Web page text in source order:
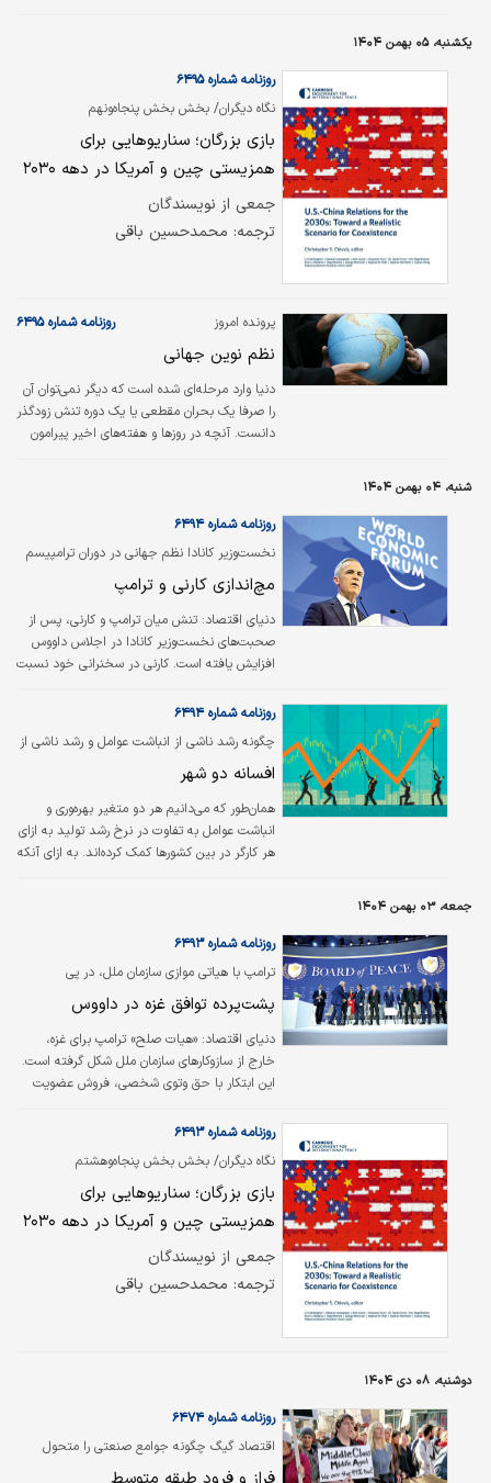
سقوط‌های اقتصادی نشان می‌دهد که بحران‌ها
شناخت دقیق این مراحل می‌تواند از تکرار فجایعی
کند.
یکشنبه، ۰۵ بهمن ۱۴۰۴
نگاه دیگران/ بخش بخش پنجاه‌ونهم
روزنامه شماره ۶۴۹۵
بازی بزرگان؛ سناریوهایی برای
همزیستی چین و آمریکا در دهه‌ ۲۰۳۰
جمعی از نویسندگان
ترجمه: محمد‌حسین باقی
پرونده امروز روزنامه شماره ۶۴۹۵
نظم نوین جهانی
دنیا وارد مرحله‌ای شده است که دیگر نمی‌توان آن
را صرفا یک بحران مقطعی یا یک دوره تنش زودگذر
دانست. آنچه در روزها و هفته‌های اخیر پیرامون
است؛ نظمی که دهه‌ها بر پایه اعتماد متقابل،
قواعد مشترک و رهبری قابل پیش‌بینی ایالات
متحده شکل گرفته بود. عقب‌نشینی دونالد ترامپ
از تهدیدهای مستقیم علیه گرینلند اگرچه در ظاهر
از شدت بحران کاست، اما نتوانست این واقعیت را
پنهان کند…
شنبه، ۰۴ بهمن ۱۴۰۴
نخست‌وزیر کانادا نظم جهانی در دوران ترامپیسم
را نقد کرد
روزنامه شماره ۶۴۹۴
مچ‌اندازی کارنی و ترامپ
دنیای اقتصاد: تنش میان ترامپ و کارنی، پس از
صحبت‌های نخست‌وزیر کانادا در اجلاس داووس
افزایش یافته است. کارنی در سخنرانی خود نسبت
ترامپ در پاسخ به این سخنرانی، علاوه بر کنار
گذاشتن کانادا از هیات صلح، این کشور را برای
تجارت با چین تهدید به تعرفه‌های ۱۰۰درصدی
کرد.
چگونه رشد ناشی از انباشت عوامل و رشد ناشی از
بهره‌وری، به مسیرهای متفاوتی می‌روند؟
روزنامه شماره ۶۴۹۴
افسانه دو شهر
همان‌طور که می‌دانیم هر دو متغیر بهره‌وری و
انباشت عوامل به تفاوت در نرخ رشد تولید به ازای
هر کارگر در بین کشورها کمک کرده‌اند. به ازای آنکه
می‌کنند. در مورد انباشت عوامل، میانگین نرخ‌های
رشد از ۰.۴۳ درصد در سال در گروه کشورهای با
کندترین رشد تا ۱.۸۳ درصد در سال در گروه
کشورهای با سریع‌ترین رشد، متغیر است. فاصله
بین این گروه‌ها ۱.۴۰درصد در سال است. در مورد
رشد…
جمعه، ۰۳ بهمن ۱۴۰۴
ترامپ با هیاتی موازی سازمان ملل،‌ در پی
بازطراحی مدیریت غزه است
روزنامه شماره ۶۴۹۳
پشت‌پرده توافق غزه در داووس
دنیای اقتصاد: «هیات صلح» ترامپ برای غزه،
خارج از سازوکارهای سازمان ملل شکل گرفته است.
این ابتکار با حق وتوی شخصی، فروش عضویت
صلح‌سازی، تلاشی برای بازطراحی نظم بین‌الملل و
تثبیت برتری سیاسی آمریکا تلقی می‌شود.
نگاه دیگران/ بخش بخش پنجاه‌وهشتم
روزنامه شماره ۶۴۹۳
بازی بزرگان؛ سناریوهایی برای
همزیستی چین و آمریکا در دهه‌ ۲۰۳۰
جمعی از نویسندگان
ترجمه: محمد‌حسین باقی
دوشنبه، ۰۸ دی ۱۴۰۴
اقتصاد گیگ چگونه جوامع صنعتی را متحول
می‌کند؟
روزنامه شماره ۶۴۷۴